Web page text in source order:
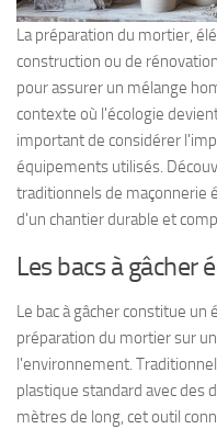
La préparation du mortier,
construction ou de
pour assurer un mélange
contexte où l'écologie
important de considérer
équipements utilisés.
traditionnels de maçonnerie
d'un chantier durable et
Les bacs à gâcher
Le bac à gâcher constitue
préparation du mortier sur
l'environnement.
plastique standard avec des
mètres de long, cet outil